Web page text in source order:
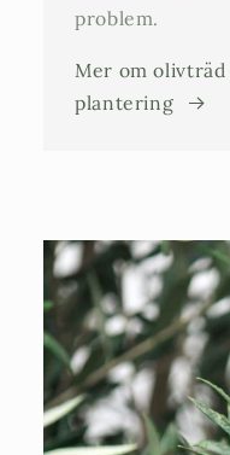
problem.
Mer om
plantering